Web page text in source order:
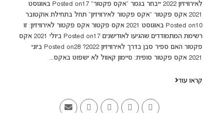
לאירוויזיון 2022 ייבחר בגמר "אקס פקטור" Posted on17 באוגוסט
2021 אקס פקטור "אקס פקטור לאירוויזיון" תחל בתחילת אוקטובר
Posted on10 באוגוסט 2021 אקס פקטור אקס פקטור לאירוויזיון: זו
רשימת המתמודדים שהגיעו לאודישנים Posted on17 ביולי 2021 אקס
פקטור האם ספיר סבן בדרך לאירוויזיון 2022? Posted on28 ביוני
2021 אקס פקטור סופית: סיימון קאוול לא ישפוט באקס...
קראו עוד